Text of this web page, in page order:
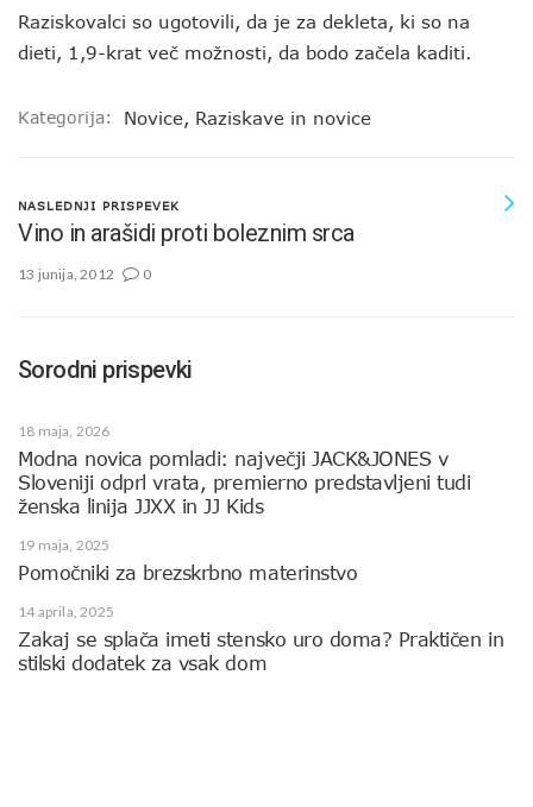
Raziskovalci so ugotovili, da je za dekleta, ki so na
dieti, 1,9-krat več možnosti, da bodo začela kaditi.
Kategorija: Novice, Raziskave in novice
NASLEDNJI PRISPEVEK
Vino in arašidi proti boleznim srca
13 junija, 2012 0
Sorodni prispevki
18 maja, 2026
Modna novica pomladi: največji JACK&JONES v
Sloveniji odprl vrata, premierno predstavljeni tudi
ženska linija JJXX in JJ Kids
19 maja, 2025
Pomočniki za brezskrbno materinstvo
14 aprila, 2025
Zakaj se splača imeti stensko uro doma? Praktičen in
stilski dodatek za vsak dom